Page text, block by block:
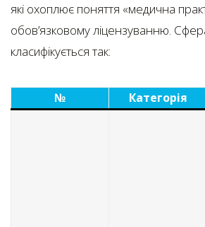
які охоплює поняття «медична
обов’язковому ліцензуванню.
класифікується так:
№ Категорія